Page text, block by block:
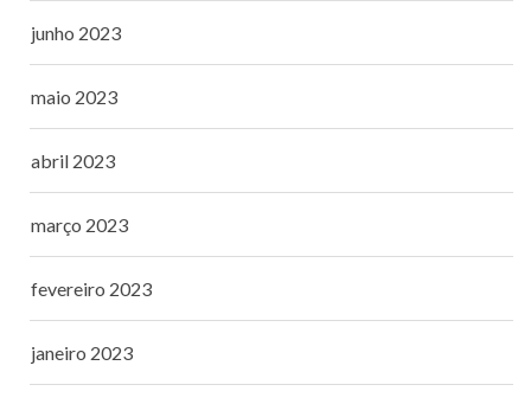
junho 2023
maio 2023
abril 2023
março 2023
fevereiro 2023
janeiro 2023